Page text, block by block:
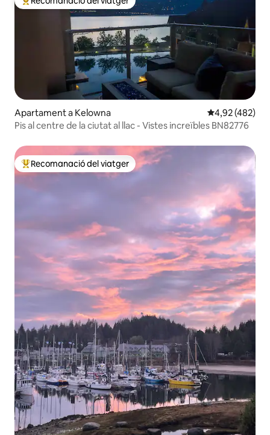
Principals recomanacions dels viatgers
Apartament a Kelowna 4,92 de
4,92 (482)
Pis al centre de la ciutat al llac - Vistes increïbles BN82776
Principals recomanacions dels viatgers
Recomanació del viatger